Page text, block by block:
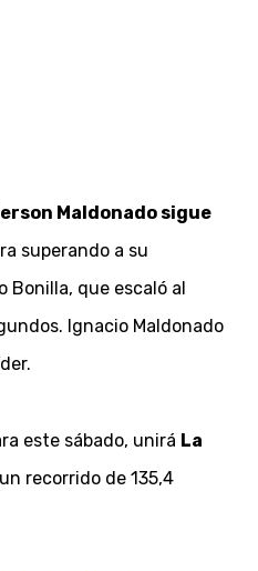
Maldonado sigue
superando a su
Bonilla, que escaló al
Ignacio Maldonado
este sábado, unirá La
recorrido de 135,4